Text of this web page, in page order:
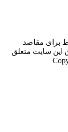
برای مقاصد
این سایت متعلق